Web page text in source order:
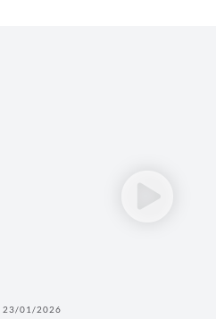
23/01/2026